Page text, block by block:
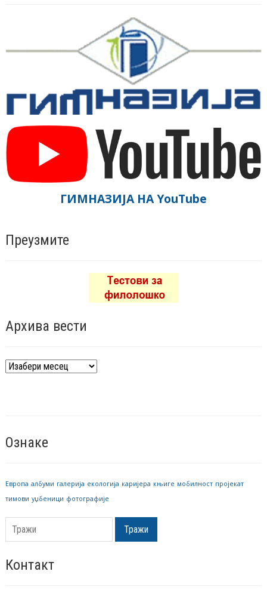
ГИМНАЗИЈА НА YouTube
Преузмите
Архива вести
Архива
Ознаке
Европа албуми галерија екологија каријера књиге мобилност пројекат
тимови уџбеници фотографије
Тражи
Контакт